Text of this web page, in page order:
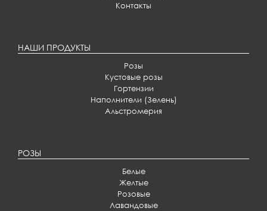
Контакты
НАШИ ПРОДУКТЫ
Розы
Кустовые розы
Гортензии
Наполнители (Зелень)
Альстромерия
РОЗЫ
Белые
Желтые
Розовые
Лавандовые